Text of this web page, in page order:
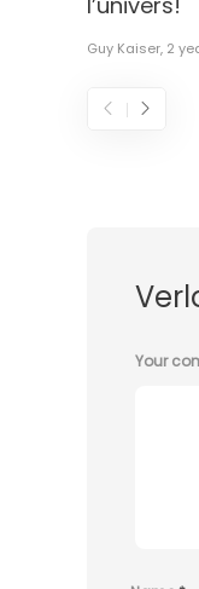
Guy Kaiser, 2
Your